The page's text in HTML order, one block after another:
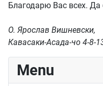
Menu
Благодарю Вас всех.
О. Ярослав Вишневски,
Кавасаки-Асада-чо 4-8-